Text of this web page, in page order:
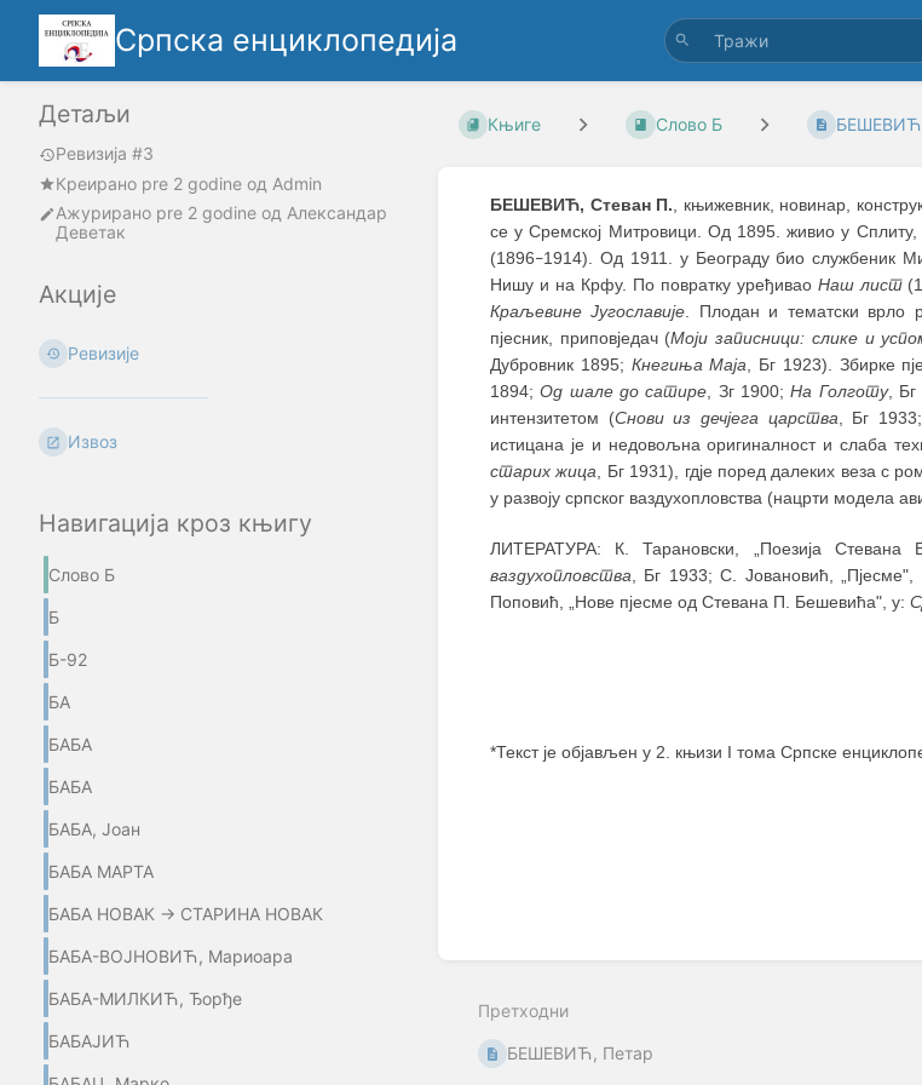
Српска енциклопедија
Детаљи
Ревизија #3
Креирано pre 2 godine oд Admin
Ажурирано pre 2 godine од Александар
Деветак
Акције
Ревизије
Извоз
Навигација кроз књигу
Слово Б
Б
Б-92
БА
БАБА
БАБА
БАБА, Јоан
БАБА МАРТА
БАБА НОВАК → СТАРИНА НОВАК
БАБА-ВОЈНОВИЋ, Мариоара
БАБА-МИЛКИЋ, Ђорђе
БАБАЈИЋ
Књиге Слово Б
БЕШЕВИЋ, Стеван П., књижевник, новинар,
се у Сремској Митровици. Од 1895. живио у Сплиту,
(1896–1914). Од 1911. у Београду био службеник
Нишу и на Крфу. По повратку уређивао Наш лист
Краљевине Југославије. Плодан и тематски врло
пјесник, приповједач (Моји записници: слике и
Дубровник 1895; Кнегиња Маја, Бг 1923). Збирке
1894;Од шале до сатире, Зг 1900;На Голготу, Бг
интензитетом (Снови из дечјега царства, Бг
истицана је и недовољна оригиналност и слаба
старих жица, Бг 1931), гдје поред далеких веза с
у развоју српског ваздухопловства (нацрти модела
ЛИТЕРАТУРА: К. Тарановски, „Поезија Стевана
ваздухопловства , Бг 1933; С. Јовановић, „Пјесме",
Поповић, „Нове пјесме од Стевана П. Бешевића", у:
*Текст је објављен у 2. књизи I тома Српске
Претходни
БЕШЕВИЋ, Петар